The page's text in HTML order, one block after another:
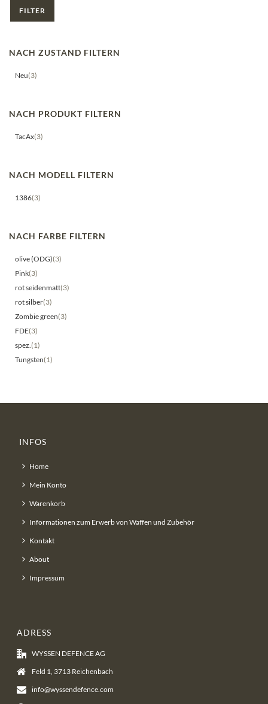
FILTER
NACH ZUSTAND FILTERN
Neu(3)
NACH PRODUKT FILTERN
TacAx(3)
NACH MODELL FILTERN
1386(3)
NACH FARBE FILTERN
olive (ODG)(3)
Pink(3)
rot seidenmatt(3)
rot silber(3)
Zombie green(3)
FDE(3)
spez.(1)
Tungsten(1)
INFOS
Home
Mein Konto
Warenkorb
Informationen zum Erwerb von Waffen und Zubehör
Kontakt
About
Impressum
ADRESS
WYSSEN DEFENCE AG
Feld 1, 3713 Reichenbach
info@wyssendefence.com